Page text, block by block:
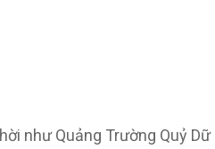
như Quảng Trường Quỷ Dữ